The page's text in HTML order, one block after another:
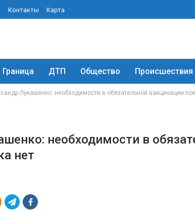
Контакты Карта
Граница ДТП Общество Происшествия
Лукашенко: необходимости в обязательной вакцинации
необходимости в
нет